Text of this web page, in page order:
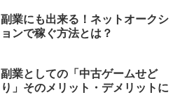
副業にも出来る！ネットオークシ
ョンで稼ぐ方法とは？
副業としての「中古ゲームせど
り」そのメリット・デメリットに